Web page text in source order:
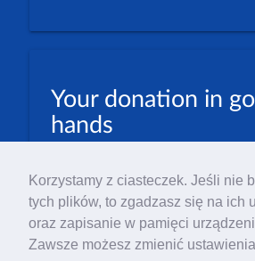
Korzystamy z ciasteczek. Jeśli nie
tych plików, to zgadzasz się na ich
oraz zapisanie w pamięci
Zawsze możesz zmienić ustawienia
Your donation in
hands
EUR: 23 1600 1462 1884 8633 6000
Numer IBAN: PL23 1 600 1462
0004
Numer BIC/SWIFT: PPABPLPK